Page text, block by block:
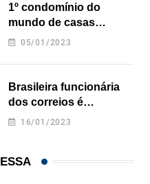
1º condomínio do
mundo de casas
impressas em 3D é
05/01/2023
Brasileira funcionária
dos correios é
assassinada a facadas
16/01/2023